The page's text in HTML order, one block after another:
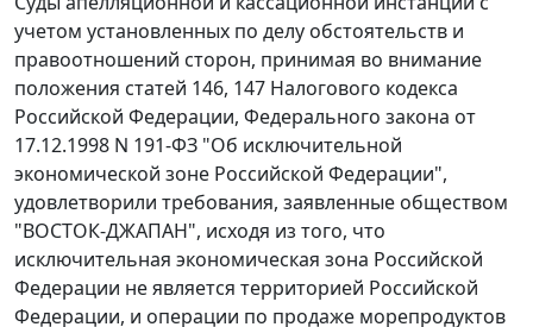
учетом установленных по делу обстоятельств и
правоотношений сторон, принимая во внимание
положения статей 146, 147 Налогового кодекса
Российской Федерации, Федерального закона от
17.12.1998 N 191-ФЗ "Об исключительной
экономической зоне Российской Федерации",
удовлетворили требования, заявленные обществом
"ВОСТОК-ДЖАПАН", исходя из того, что
исключительная экономическая зона Российской
Федерации не является территорией Российской
Федерации, и операции по продаже морепродуктов